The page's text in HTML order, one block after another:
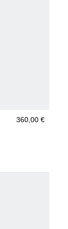
360,00 €